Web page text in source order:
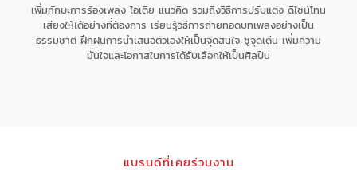
เพิ่มทักษะการร้องเพลง ไอเดีย แนวคิด รวมถึงวิธีการปรับแต่ง ดีไซน์โทน
เสียงให้ได้อย่างที่ต้องการ เรียนรู้วิธีการถ่ายทอดบทเพลงอย่างเป็น
ธรรมชาติ ฝึกฝนการนำเสนอตัวเองให้เป็นจุดสนใจ ชูจุดเด่น เพิ่มความ
มั่นใจและโอกาสในการได้รับเลือกให้เป็นศิลปิน
แบรนด์ที่เคยร่วมงาน